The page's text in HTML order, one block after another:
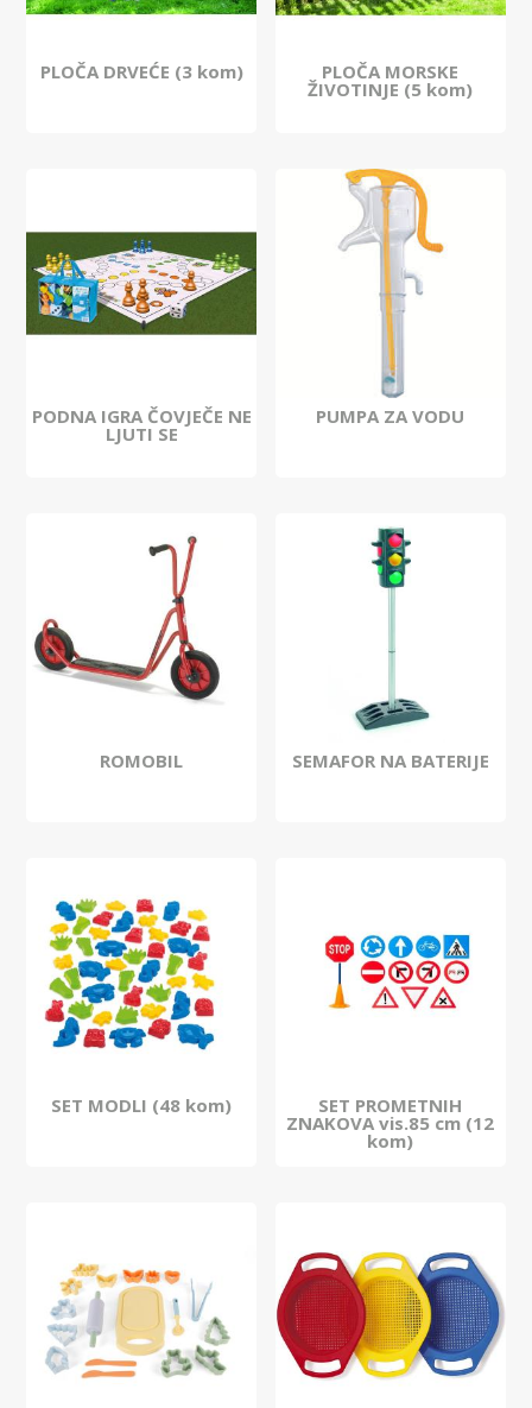
PLOČA DRVEĆE (3 kom) PLOČA MORSKE
ŽIVOTINJE (5 kom)
PODNA IGRA ČOVJEČE NE
LJUTI SE
PUMPA ZA VODU
ROMOBIL SEMAFOR NA BATERIJE
SET MODLI (48 kom) SET PROMETNIH
ZNAKOVA vis.85 cm (12
kom)